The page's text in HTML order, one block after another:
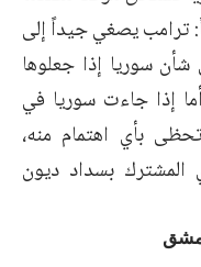
ترامب يصغي جيداً إلى
سوريا إذا جعلوها
إذا جاءت ‏سوريا في
بأي اهتمام منه،
‏المشترك بسداد ديون